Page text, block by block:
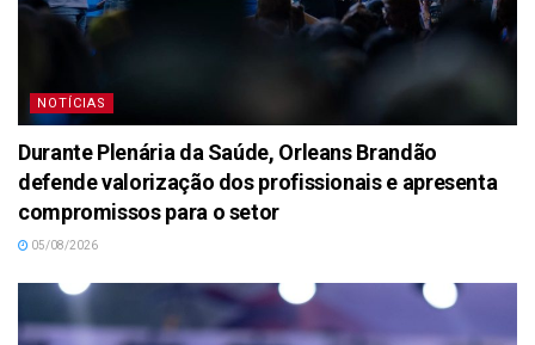
NOTÍCIAS
Durante Plenária da Saúde, Orleans Brandão
defende valorização dos profissionais e apresenta
compromissos para o setor
05/08/2026